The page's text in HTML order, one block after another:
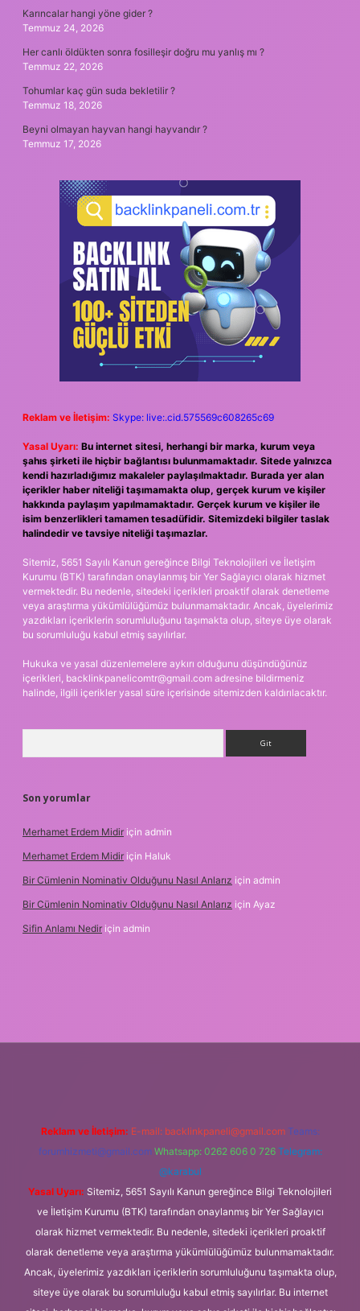
Karıncalar hangi yöne gider ?
Temmuz 24, 2026
Her canlı öldükten sonra fosilleşir doğru mu yanlış mı ?
Temmuz 22, 2026
Tohumlar kaç gün suda bekletilir ?
Temmuz 18, 2026
Beyni olmayan hayvan hangi hayvandır ?
Temmuz 17, 2026
Reklam ve İletişim: Skype: live:.cid.575569c608265c69
Yasal Uyarı: Bu internet sitesi, herhangi bir marka, kurum veya
şahıs şirketi ile hiçbir bağlantısı bulunmamaktadır. Sitede yalnızca
kendi hazırladığımız makaleler paylaşılmaktadır. Burada yer alan
içerikler haber niteliği taşımamakta olup, gerçek kurum ve kişiler
hakkında paylaşım yapılmamaktadır. Gerçek kurum ve kişiler ile
isim benzerlikleri tamamen tesadüfidir. Sitemizdeki bilgiler taslak
halindedir ve tavsiye niteliği taşımazlar.
Sitemiz, 5651 Sayılı Kanun gereğince Bilgi Teknolojileri ve İletişim
Kurumu (BTK) tarafından onaylanmış bir Yer Sağlayıcı olarak hizmet
vermektedir. Bu nedenle, sitedeki içerikleri proaktif olarak denetleme
veya araştırma yükümlülüğümüz bulunmamaktadır. Ancak, üyelerimiz
yazdıkları içeriklerin sorumluluğunu taşımakta olup, siteye üye olarak
bu sorumluluğu kabul etmiş sayılırlar.
Hukuka ve yasal düzenlemelere aykırı olduğunu düşündüğünüz
içerikleri, backlinkpanelicomtr@gmail.com adresine bildirmeniz
halinde, ilgili içerikler yasal süre içerisinde sitemizden kaldırılacaktır.
Son yorumlar
Merhamet Erdem Midir için admin
Merhamet Erdem Midir için Haluk
Bir Cümlenin Nominativ Olduğunu Nasıl Anlarız için admin
Bir Cümlenin Nominativ Olduğunu Nasıl Anlarız için Ayaz
Sifin Anlamı Nedir için admin
Reklam ve İletişim: E-mail: backlinkpaneli@gmail.com Teams:
forumhizmeti@gmail.com Whatsapp: 0262 606 0 726 Telegram:
@karabul
Yasal Uyarı: Sitemiz, 5651 Sayılı Kanun gereğince Bilgi Teknolojileri
ve İletişim Kurumu (BTK) tarafından onaylanmış bir Yer Sağlayıcı
olarak hizmet vermektedir. Bu nedenle, sitedeki içerikleri proaktif
olarak denetleme veya araştırma yükümlülüğümüz bulunmamaktadır.
Ancak, üyelerimiz yazdıkları içeriklerin sorumluluğunu taşımakta olup,
siteye üye olarak bu sorumluluğu kabul etmiş sayılırlar. Bu internet